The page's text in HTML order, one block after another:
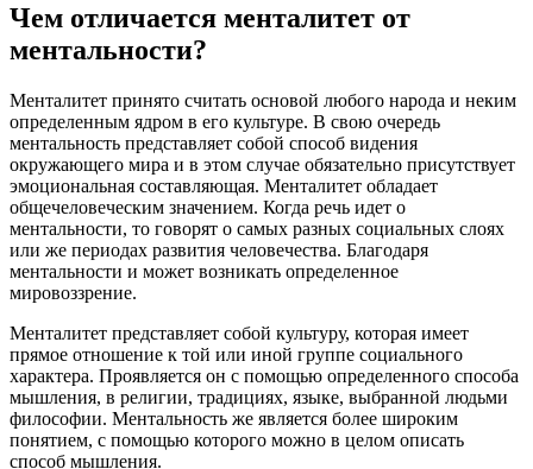
Чем отличается менталитет от
ментальности?
Менталитет принято считать основой любого народа и неким
определенным ядром в его культуре. В свою очередь
ментальность представляет собой способ видения
окружающего мира и в этом случае обязательно присутствует
эмоциональная составляющая. Менталитет обладает
общечеловеческим значением. Когда речь идет о
ментальности, то говорят о самых разных социальных слоях
или же периодах развития человечества. Благодаря
ментальности и может возникать определенное
мировоззрение.
Менталитет представляет собой культуру, которая имеет
прямое отношение к той или иной группе социального
характера. Проявляется он с помощью определенного способа
мышления, в религии, традициях, языке, выбранной людьми
философии. Ментальность же является более широким
понятием, с помощью которого можно в целом описать
способ мышления.